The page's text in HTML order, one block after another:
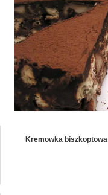
Kremowka biszkoptowa